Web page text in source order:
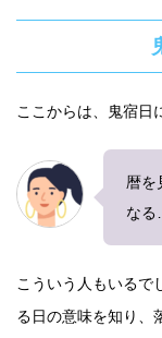
ここからは、鬼宿日
暦を
なる
こういう人もいるで
る日の意味を知り、